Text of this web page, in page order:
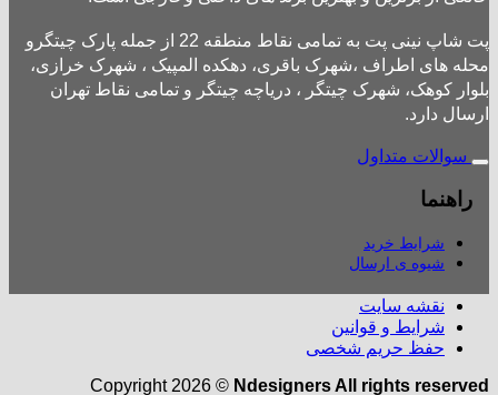
پت شاپ نینی پت به تمامی نقاط منطقه 22 از جمله پارک چیتگرو
محله های اطراف ،شهرک باقری، دهکده المپیک ، شهرک خرازی،
بلوار کوهک، شهرک چیتگر ، دریاچه چیتگر و تمامی نقاط تهران
ارسال دارد.
سوالات متداول
راهنما
شرایط خرید
شیوه ی ارسال
نقشه سایت
شرایط و قوانین
حفظ حریم شخصی
Copyright 2026 © Ndesigners All rights reserved